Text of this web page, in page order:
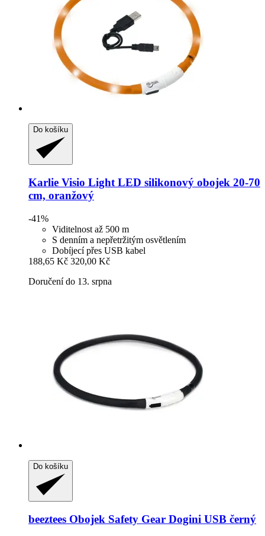
Do košíku
Karlie Visio Light LED silikonový obojek 20-​70
cm, oranžový
-41%
Viditelnost až 500 m
S denním a nepřetržitým osvětlením
Dobíjecí přes USB kabel
188,65 Kč 320,00 Kč
Doručení do 13. srpna
Do košíku
beeztees Obojek Safety Gear Dogini USB černý